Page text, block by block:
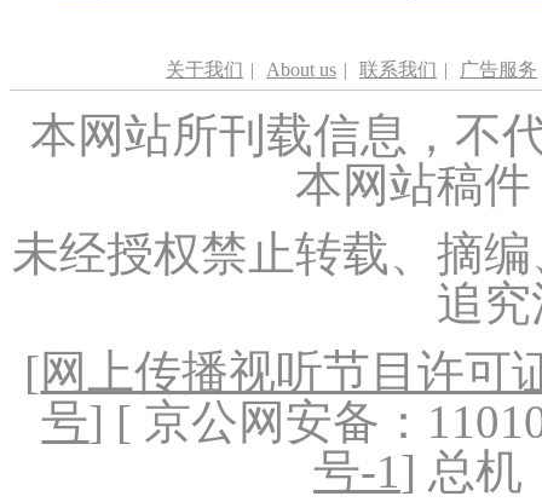
关于我们 | About us | 联系我们 | 广告服务
本网站所刊载信息，不
本网站稿
未经授权禁止转载、摘
追
[网上传播视听节目许可
号] [ 京公网安备：
号-1] 总机